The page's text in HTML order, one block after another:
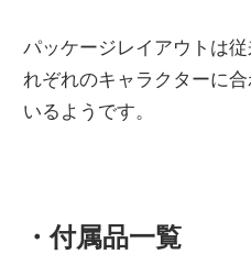
パッケージレイアウトは
れぞれのキャラクターに
いるようです。
・付属品一覧